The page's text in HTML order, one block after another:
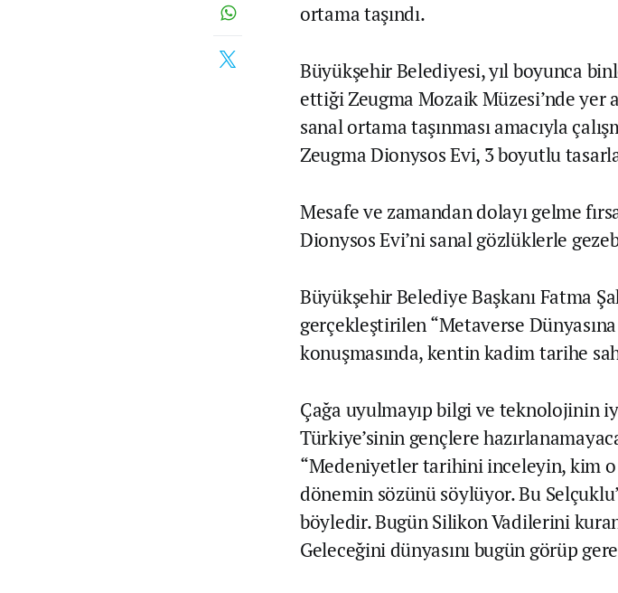
ortama taşındı.
Büyükşehir Belediyesi, yıl boyunca
ettiği Zeugma Mozaik Müzesi’nde yer
sanal ortama taşınması amacıyla
Zeugma Dionysos Evi, 3 boyutlu
Mesafe ve zamandan dolayı gelme
Dionysos Evi’ni sanal gözlüklerle
Büyükşehir Belediye Başkanı Fatma
gerçekleştirilen “Metaverse
konuşmasında, kentin kadim tarihe
Çağa uyulmayıp bilgi ve teknolojinin
Türkiye’sinin gençlere
“Medeniyetler tarihini inceleyin, kim
dönemin sözünü söylüyor. Bu
böyledir. Bugün Silikon Vadilerini
Geleceğini dünyasını bugün görüp